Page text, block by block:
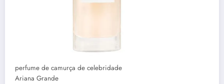
perfume de camurça de celebridade
Ariana Grande